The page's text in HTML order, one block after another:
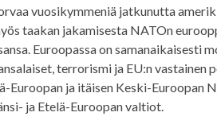
vuosikymmeniä jatkunutta
taakan jakamisesta NATOn
Euroopassa on samanaikaisesti
terrorismi ja EU:n vastainen
Euroopan ja itäisen Keski-Euroopan
ja Etelä-Euroopan valtiot.